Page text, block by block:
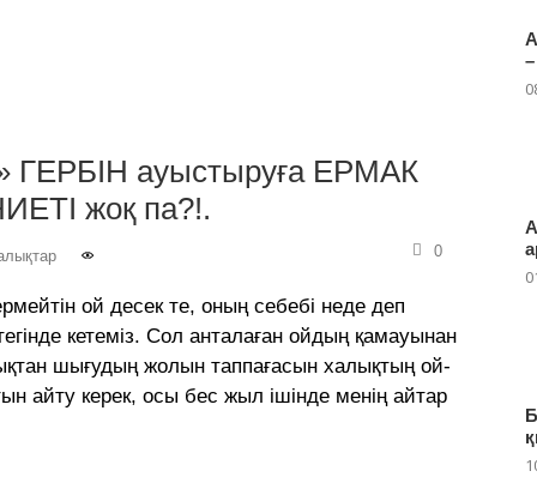
ауыстыруға ЕРМАК
жоқ па?!.
0
ой десек те, оның себебі неде деп
кетеміз. Сол анталаған ойдың қамауынан
шығудың жолын таппағасын халықтың ой-
айту керек, осы бес жыл ішінде менің айтар